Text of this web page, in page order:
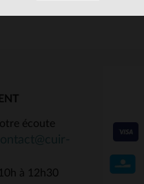
écoute
à 12h30